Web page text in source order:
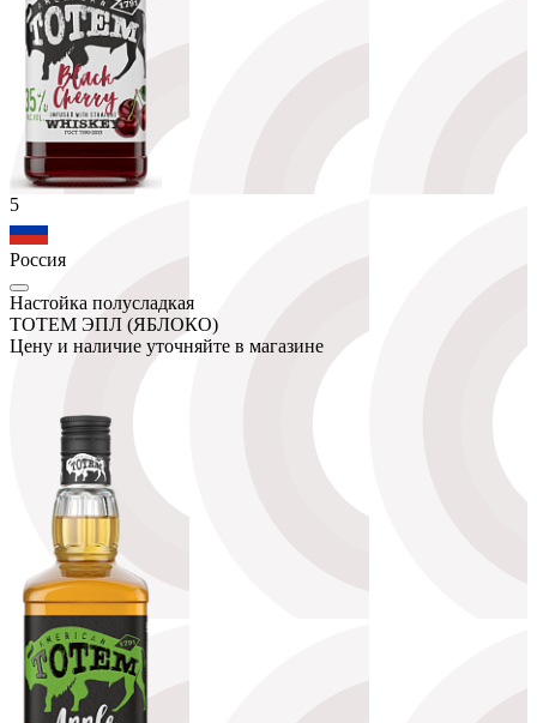
5
Россия
Настойка полусладкая
ТОТЕМ ЭПЛ (ЯБЛОКО)
Цену и наличие уточняйте в магазине